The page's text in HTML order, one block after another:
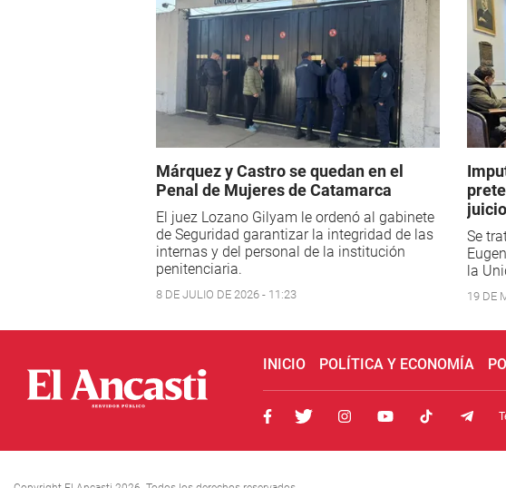
Márquez y Castro se quedan en el
Penal de Mujeres de Catamarca
El juez Lozano Gilyam le ordenó al gabinete
de Seguridad garantizar la integridad de las
internas y del personal de la institución
penitenciaria.
8 DE JULIO DE 2026 - 11:23
juicio
Se
la
19 DE
INICIO POLÍTICA Y ECONOMÍA